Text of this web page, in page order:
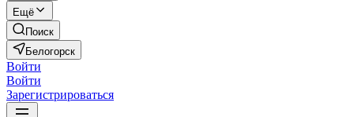
Ещё
Поиск
Белогорск
Войти
Войти
Зарегистрироваться